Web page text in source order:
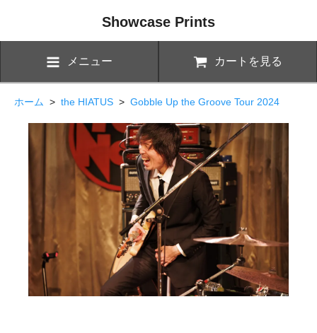
Showcase Prints
メニュー カートを見る
ホーム > the HIATUS > Gobble Up the Groove Tour 2024